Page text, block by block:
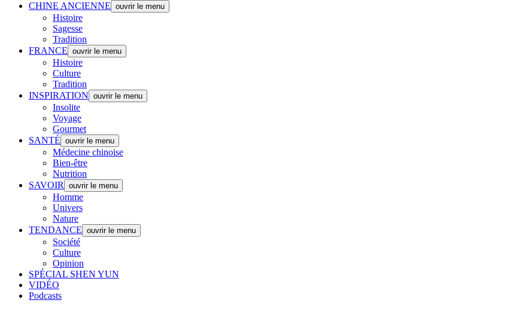
CHINE ANCIENNE ouvrir le menu
Histoire
Sagesse
Tradition
FRANCE ouvrir le menu
Histoire
Culture
Tradition
INSPIRATION ouvrir le menu
Insolite
Voyage
Gourmet
SANTÉ ouvrir le menu
Médecine chinoise
Bien-être
Nutrition
SAVOIR
ouvrir le menu
Homme
Univers
Nature
TENDANCE ouvrir le menu
Société
Culture
Opinion
SPÉCIAL SHEN YUN
VIDÉO
Podcasts